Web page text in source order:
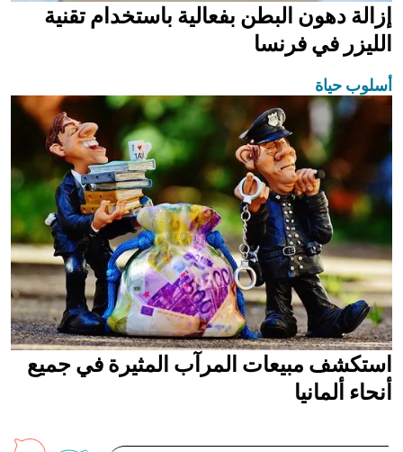
إزالة دهون البطن بفعالية باستخدام تقنية
الليزر في فرنسا
أسلوب حياة
استكشف مبيعات المرآب المثيرة في جميع
أنحاء ألمانيا